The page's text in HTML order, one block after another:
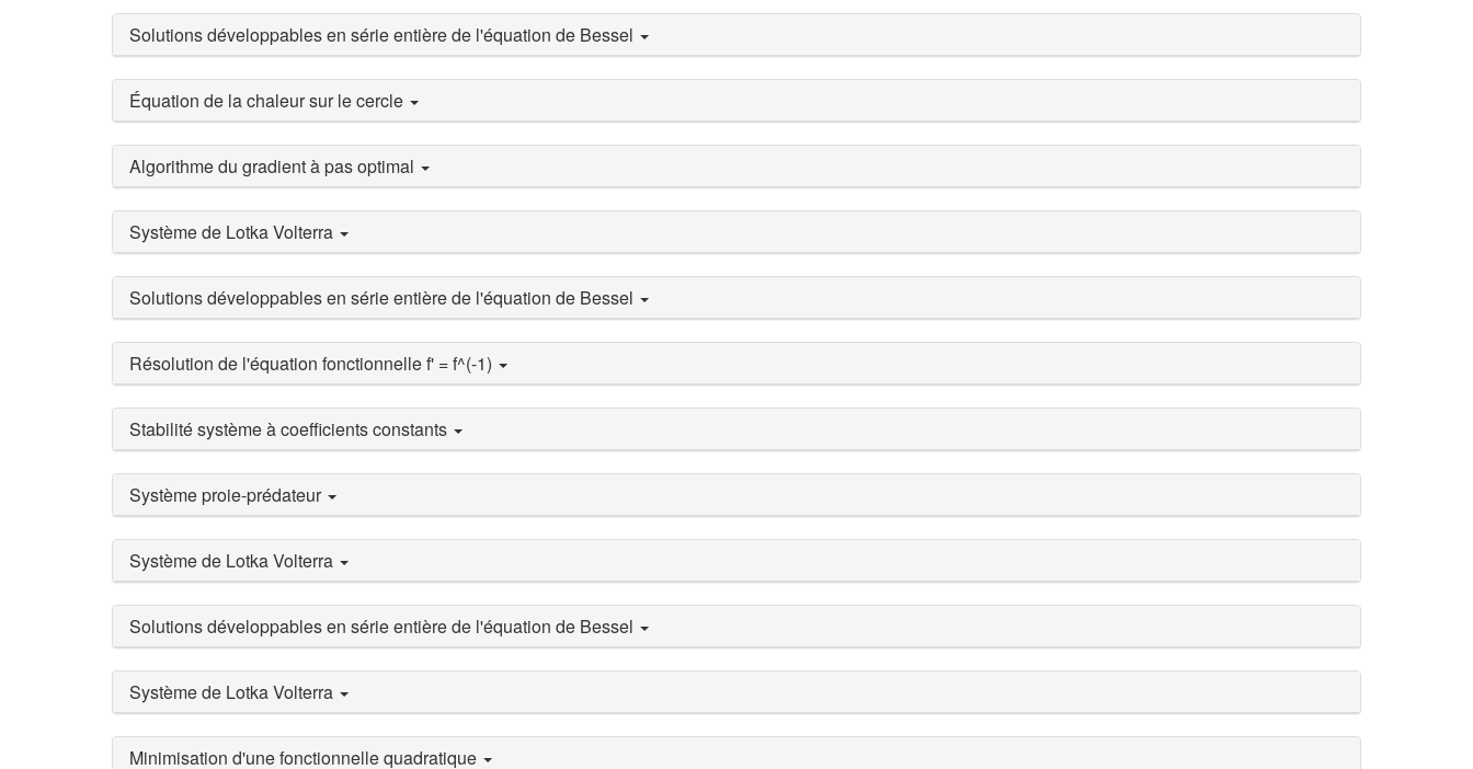
Solutions développables en série entière de l'équation de Bessel
Équation de la chaleur sur le cercle
Algorithme du gradient à pas optimal
Système de Lotka Volterra
Solutions développables en série entière de l'équation de Bessel
Résolution de l'équation fonctionnelle f' = f^(-1)
Stabilité système à coefficients constants
Système proie-prédateur
Système de Lotka Volterra
Solutions développables en série entière de l'équation de Bessel
Système de Lotka Volterra
Minimisation d'une fonctionnelle quadratique